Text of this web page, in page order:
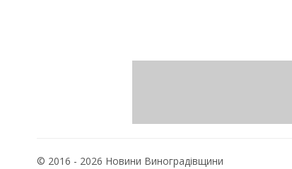
© 2016 - 2026 Новини Виноградівщини